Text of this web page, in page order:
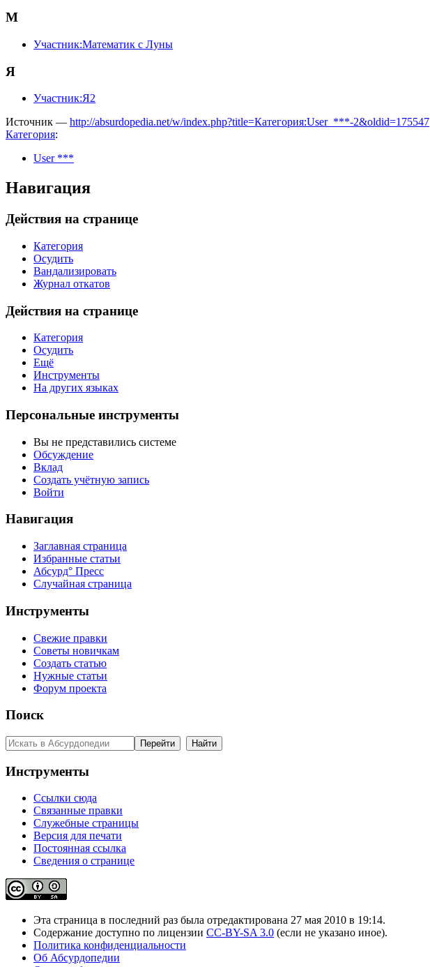
М
Участник:Математик с Луны
Я
Участник:Я2
Источник — http://absurdopedia.net/w/index.php?title=Категория:User_***-2&oldid=175547
Категория:
User ***
Навигация
Действия на странице
Категория
Осудить
Вандализировать
Журнал откатов
Действия на странице
Категория
Осудить
Ещё
Инструменты
На других языках
Персональные инструменты
Вы не представились системе
Обсуждение
Вклад
Создать учётную запись
Войти
Навигация
Заглавная страница
Избранные статьи
Абсурд° Пресс
Случайная страница
Инструменты
Свежие правки
Советы новичкам
Создать статью
Нужные статьи
Форум проекта
Поиск
Инструменты
Ссылки сюда
Связанные правки
Служебные страницы
Версия для печати
Постоянная ссылка
Сведения о странице
Эта страница в последний раз была отредактирована 27 мая 2010 в 19:14.
Содержание доступно по лицензии CC-BY-SA 3.0 (если не указано иное).
Политика конфиденциальности
Об Абсурдопедии